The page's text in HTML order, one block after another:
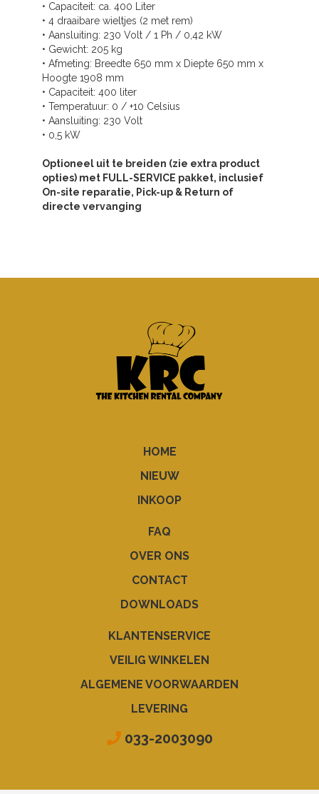
• Capaciteit: ca. 400 Liter
• 4 draaibare wieltjes (2 met rem)
• Aansluiting: 230 Volt / 1 Ph / 0,42 kW
• Gewicht: 205 kg
• Afmeting: Breedte 650 mm x Diepte 650 mm x
Hoogte 1908 mm
• Capaciteit: 400 liter
• Temperatuur: 0 / +10 Celsius
• Aansluiting: 230 Volt
• 0,5 kW
Optioneel uit te breiden (zie extra product
opties) met FULL-SERVICE pakket, inclusief
On-site reparatie, Pick-up & Return of
directe vervanging
HOME
NIEUW
INKOOP
FAQ
OVER ONS
CONTACT
DOWNLOADS
KLANTENSERVICE
VEILIG WINKELEN
ALGEMENE VOORWAARDEN
LEVERING
033-2003090